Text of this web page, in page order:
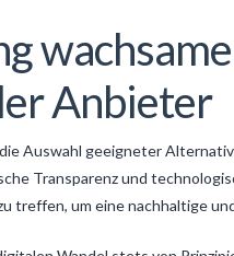
Anbieter
Auswahl geeigneter
Transparenz und
treffen, um eine nachhaltige